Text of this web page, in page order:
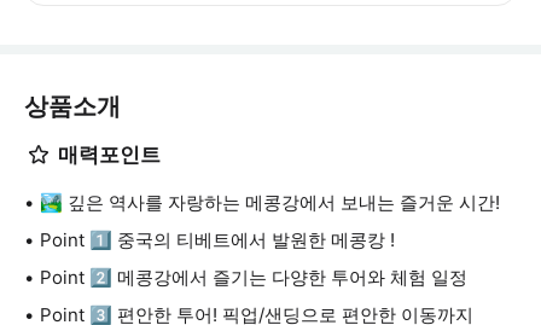
상품소개
매력포인트
🏞️ 깊은 역사를 자랑하는 메콩강에서 보내는 즐거운 시간!
Point 1️⃣ 중국의 티베트에서 발원한 메콩캉 !
Point 2️⃣ 메콩강에서 즐기는 다양한 투어와 체험 일정
Point 3️⃣ 편안한 투어! 픽업/샌딩으로 편안한 이동까지